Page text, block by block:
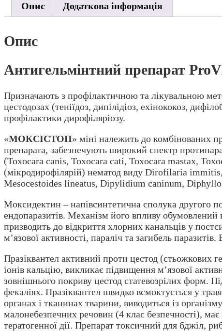
Опис Додаткова інформація
Опис
Антигельмінтний препарат
Призначають з профілактичною та лікувальною
цестодозах (теніїдоз, дипілідіоз, ехінококоз,
профілактики дирофіляріозу.
«МОКСІСТОП» міні належить до комбінованих
препарата, забезпечують широкий спектр
(Toxocara canis, Toxocara cati, Toxocara mastax,
(мікродирофілярій) нематод виду Dirofilaria
Mesocestoides lineatus, Dipylidium caninum,
Моксидектин – напівсинтетична сполука другого
ендопаразитів. Механізм його впливу
призводить до відкриття хлорних канальців у
м’язової активності, параліч та загибель
Празіквантел активний проти цестод (стьожкових
іонів кальцію, викликає підвищення м’язової
зовнішнього покриву цестод статевозрілих форм.
фекаліях. Празіквантел швидко всмоктується у
органах і тканинах тварини, виводиться із
малонебезпечних речовин (4 клас безпечності),
тератогенної дії. Препарат токсичний для бджіл,